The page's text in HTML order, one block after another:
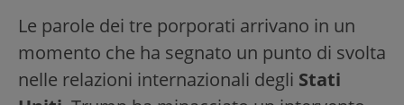
Le parole dei tre porporati arrivano in un
momento che ha segnato un punto di svolta
nelle relazioni internazionali degli Stati